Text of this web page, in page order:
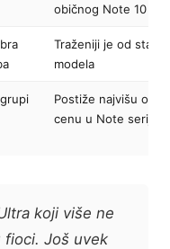
običnog Note 10
Traženiji je od
modela
Postiže najvišu
cenu u Note seriji
koji više ne
fioci. Još uvek